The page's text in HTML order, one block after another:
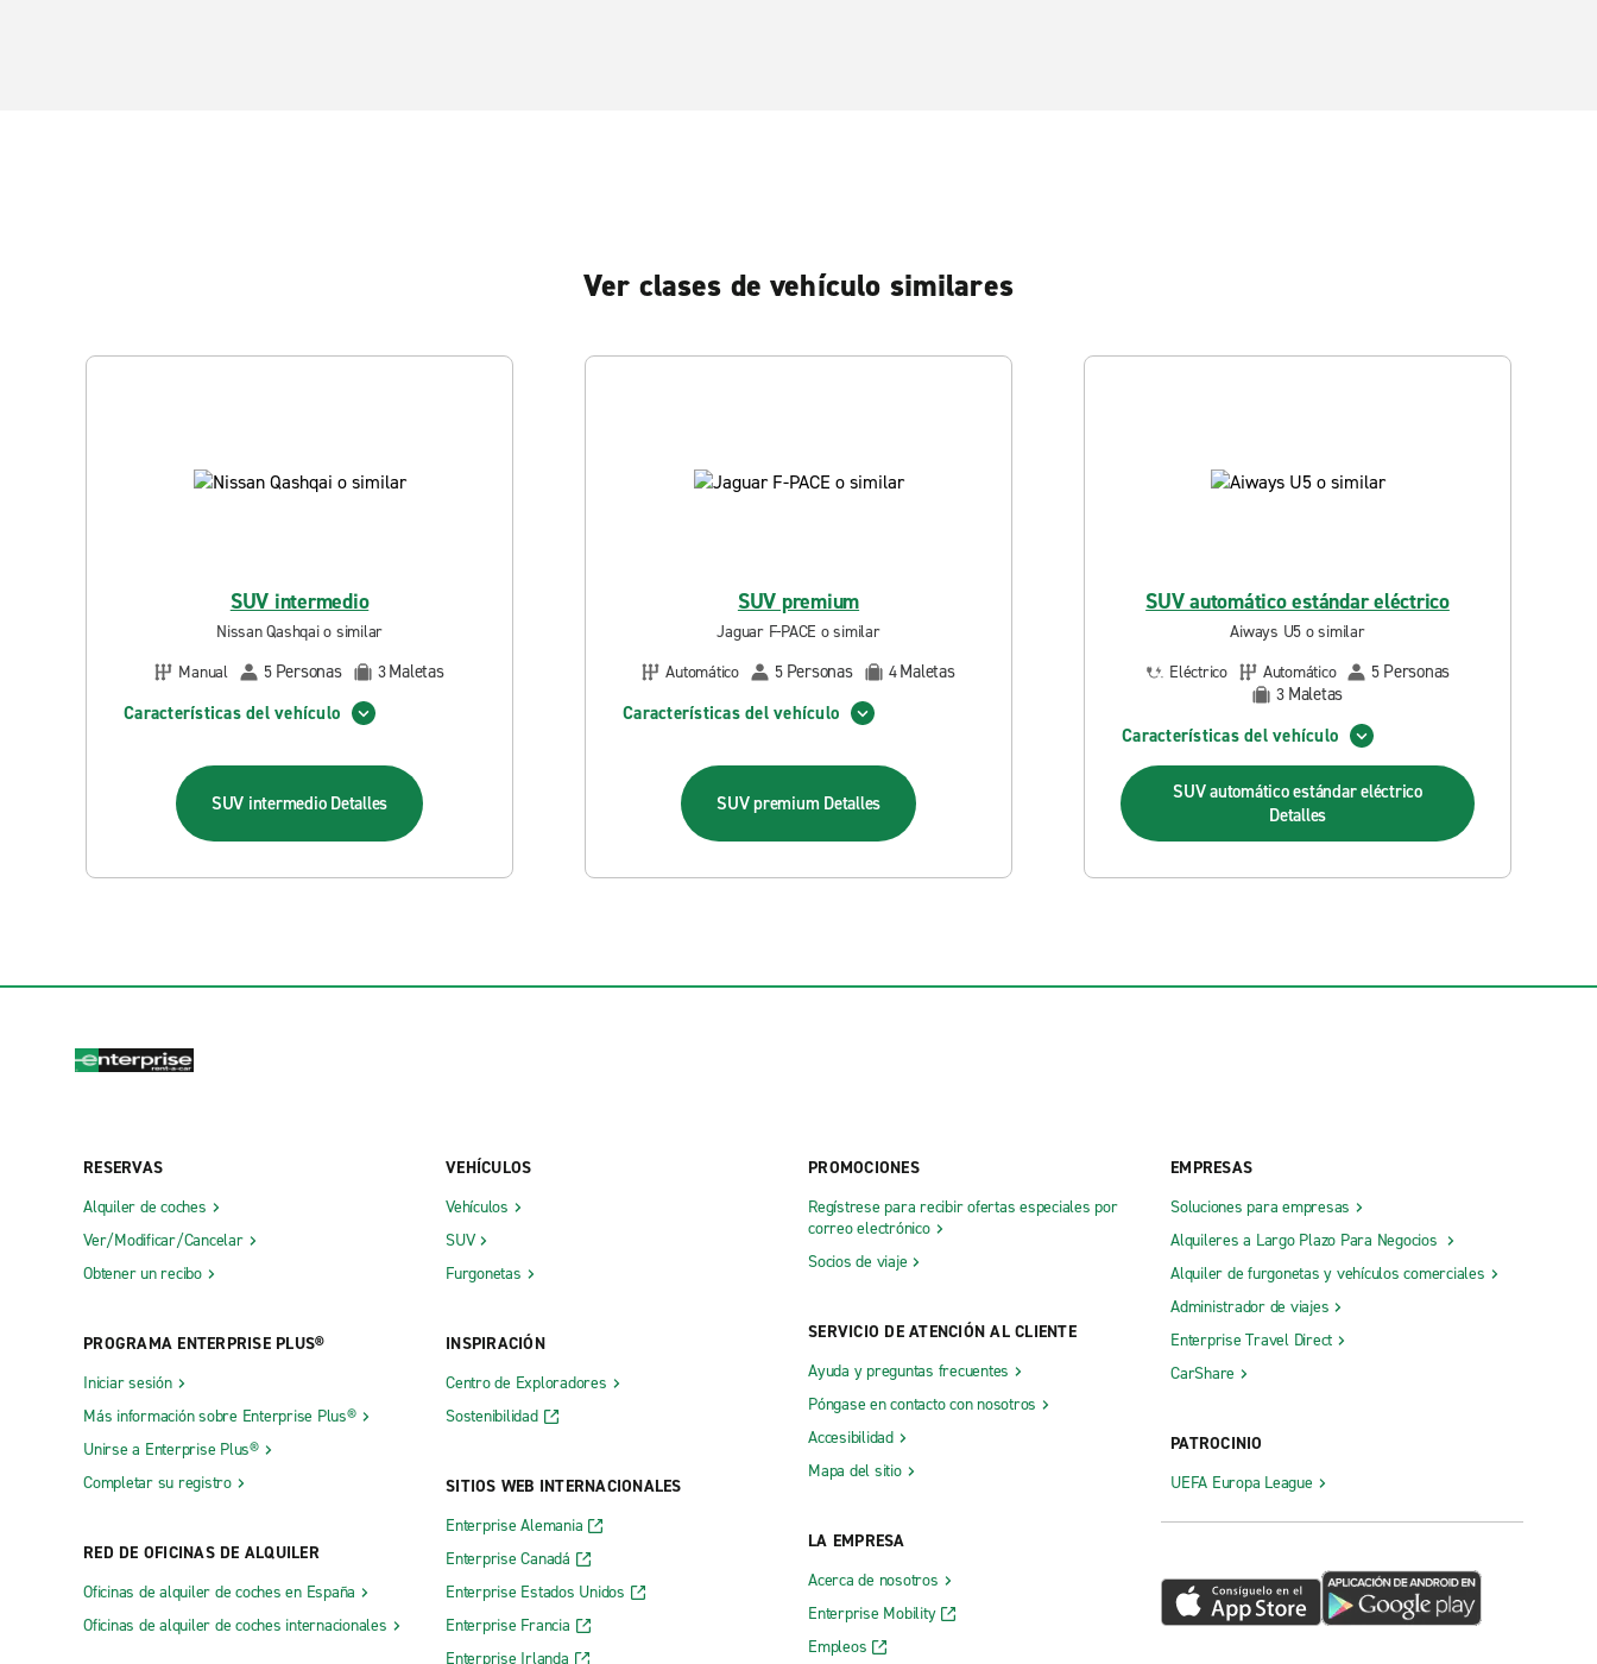
Ver clases de vehículo similares
SUV intermedio
Nissan Qashqai o similar
Manual
5 Personas 3Maletas
Características del vehículo
SUV intermedio Detalles
SUV premium
Jaguar F-PACE o similar
Automático
5 Personas 4Maletas
Características del vehículo
SUV premium Detalles
SUV automático estándar eléctrico
Aiways U5 o similar
Eléctrico
Automático 5 Personas
3 Maletas
Características del vehículo
SUV automático estándar eléctrico
Detalles
RESERVAS
Alquiler de coches
Ver/Modificar/Cancelar
Obtener un recibo
PROGRAMA ENTERPRISE PLUS®
Iniciar sesión
Más información sobre Enterprise Plus®
Unirse a Enterprise Plus®
Completar su registro
RED DE OFICINAS DE ALQUILER
Oficinas de alquiler de coches en España
Oficinas de alquiler de coches internacionales
VEHÍCULOS
Vehículos
SUV
Furgonetas
INSPIRACIÓN
Centro de Exploradores
Sostenibilidad
SITIOS WEB INTERNACIONALES
Enterprise Alemania
Enterprise Canadá
Enterprise Estados Unidos
Enterprise Francia
Enterprise Irlanda
PROMOCIONES
Regístrese para recibir ofertas especiales por
correo electrónico
Socios de viaje
SERVICIO DE ATENCIÓN AL CLIENTE
Ayuda y preguntas frecuentes
Póngase en contacto con nosotros
Accesibilidad
Mapa del sitio
LA EMPRESA
Acerca de nosotros
Enterprise Mobility
Empleos
EMPRESAS
Soluciones para empresas
Alquileres a Largo Plazo Para Negocios
Alquiler de furgonetas y vehículos comerciales
Administrador de viajes
Enterprise Travel Direct
CarShare
PATROCINIO
UEFA Europa League